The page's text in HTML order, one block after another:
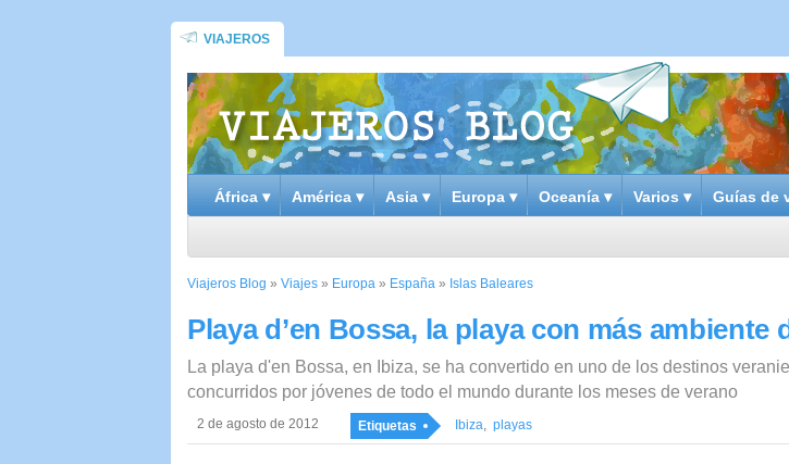
VIAJEROS
África ▾ América ▾ Asia ▾ Europa ▾ Oceanía ▾ Varios ▾ Guías de
Viajeros Blog » Viajes » Europa » España » Islas Baleares
Playa d’en Bossa, la playa con más ambiente
La playa d'en Bossa, en Ibiza, se ha convertido en uno de los destinos
concurridos por jóvenes de todo el mundo durante los meses de verano
2 de agosto de 2012 Etiquetas Ibiza, playas